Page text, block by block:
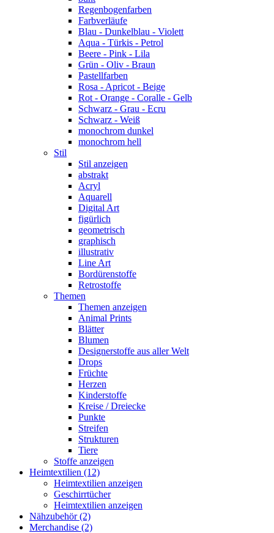
Regenbogenfarben
Farbverläufe
Blau - Dunkelblau - Violett
Aqua - Türkis - Petrol
Beere - Pink - Lila
Grün - Oliv - Braun
Pastellfarben
Rosa - Apricot - Beige
Rot - Orange - Coralle - Gelb
Schwarz - Grau - Ecru
Schwarz - Weiß
monochrom dunkel
monochrom hell
Stil
Stil anzeigen
abstrakt
Acryl
Aquarell
Digital Art
figürlich
geometrisch
graphisch
illustrativ
Line Art
Bordürenstoffe
Retrostoffe
Themen
Themen anzeigen
Animal Prints
Blätter
Blumen
Designerstoffe aus aller Welt
Drops
Früchte
Herzen
Kinderstoffe
Kreise / Dreiecke
Punkte
Streifen
Strukturen
Tiere
Stoffe anzeigen
Heimtextilien (12)
Heimtextilien anzeigen
Geschirrtücher
Heimtextilien anzeigen
Nähzubehör (2)
Merchandise (2)